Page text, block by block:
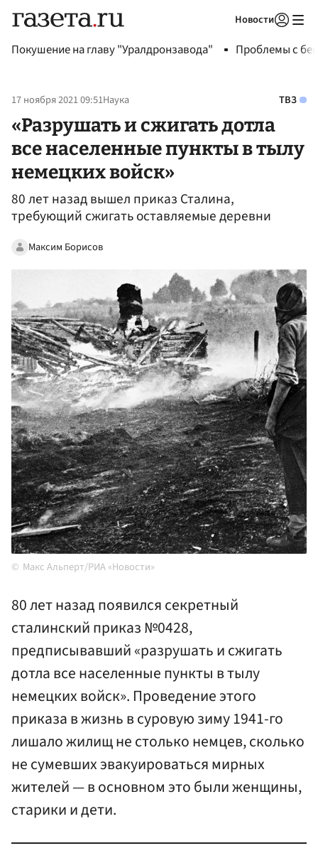
Новости
Покушение на главу "Уралдронзавода" Проблемы с
17 ноября 2021 09:51Наука ТВЗ
«Разрушать и сжигать дотла
все населенные пункты в тылу
немецких войск»
80 лет назад вышел приказ Сталина,
требующий сжигать оставляемые деревни
Максим Борисов
Макс Альперт/РИА «Новости»
80 лет назад появился секретный
сталинский приказ №0428,
предписывавший «разрушать и сжигать
дотла все населенные пункты в тылу
немецких войск». Проведение этого
приказа в жизнь в суровую зиму 1941-го
лишало жилищ не столько немцев, сколько
не сумевших эвакуироваться мирных
жителей — в основном это были женщины,
старики и дети.